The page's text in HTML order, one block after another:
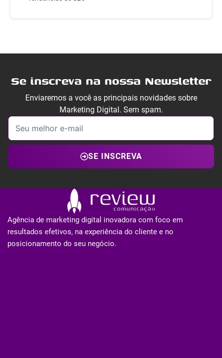
Se inscreva na nossa Newsletter
Enviaremos a você as principais novidades sobre
Marketing Digital. Sem spam.
SE INSCREVA
Agência de marketing digital inovadora com foco em
resultados efetivos, na experiência do cliente e no
posicionamento do seu negócio.